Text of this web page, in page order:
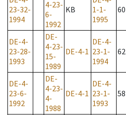
23-32-
1994
4-23-
6-
1992
KB
1-1-
1995
60
DE-4-
23-28-
1993
DE-
4-23-
15-
1989
DE-4-1
DE-4-
23-1-
1994
62
DE-4-
23-6-
1992
DE-
4-23-
4-
1988
DE-4-1
DE-4-
23-1-
1993
58